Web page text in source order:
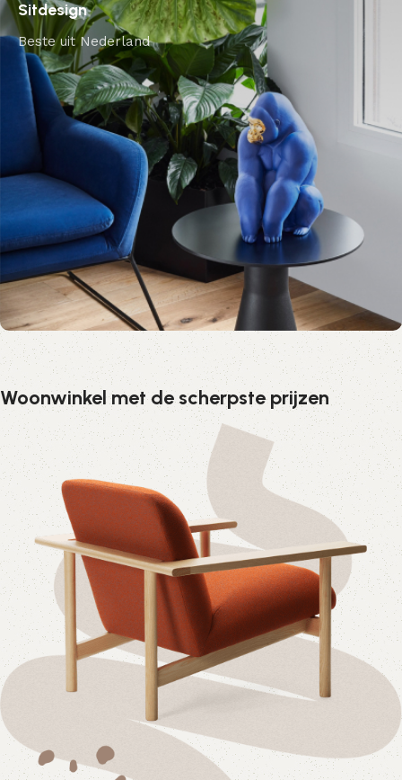
Sitdesign
Beste uit Nederland
Woonwinkel met de scherpste prijzen